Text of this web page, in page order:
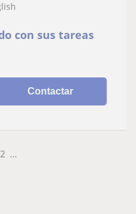
con sus tareas
Contactar
2 ...